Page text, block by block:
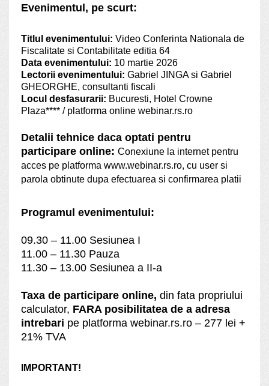
Evenimentul, pe scurt:
Titlul evenimentului: Video Conferinta Nationala de
Fiscalitate si Contabilitate editia 64
Data evenimentului: 10 martie 2026
Lectorii evenimentului: Gabriel JINGA si Gabriel
GHEORGHE, consultanti fiscali
Locul desfasurarii: Bucuresti, Hotel Crowne
Plaza**** / platforma online webinar.rs.ro
Detalii tehnice daca optati pentru
participare online: Conexiune la internet pentru
acces pe platforma www.webinar.rs.ro, cu user si
parola obtinute dupa efectuarea si confirmarea platii
Programul evenimentului:
09.30 – 11.00 Sesiunea I
11.00 – 11.30 Pauza
11.30 – 13.00 Sesiunea a II-a
Taxa de participare online, din fata propriului
calculator, FARA posibilitatea de a adresa
intrebari pe platforma webinar.rs.ro – 277 lei +
21% TVA
IMPORTANT!